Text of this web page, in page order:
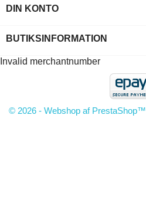
DIN KONTO
BUTIKSINFORMATION
Invalid merchantnumber
© 2026 - Webshop af PrestaShop™